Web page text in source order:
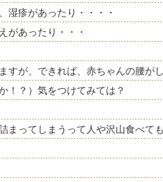
湿疹があったり・・・・
があったり・・・
すが、できれば、赤ちゃんの腰が
！？）気をつけてみては？
まってしまうって人や沢山食べて